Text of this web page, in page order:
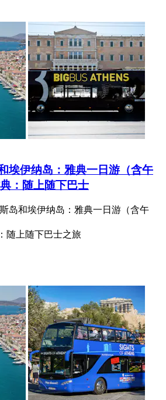
埃伊纳岛：雅典一日游（含午
：随上随下巴士
岛和埃伊纳岛：雅典一日游（含午
随上随下巴士之旅